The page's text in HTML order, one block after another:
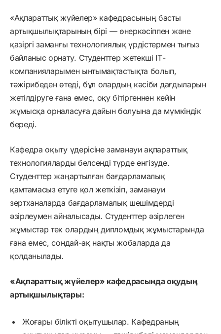
«Ақпараттық жүйелер» кафедрасының басты
артықшылықтарының бірі — өнеркәсіппен және
қазіргі заманғы технологиялық үрдістермен тығыз
байланыс орнату. Студенттер жетекші ІТ-
компанияларымен ынтымақтастықта болып,
тәжірибеден өтеді, бұл олардың кәсіби дағдыларын
жетілдіруге ғана емес, оқу бітіргеннен кейін
жұмысқа орналасуға дайын болуына да мүмкіндік
береді.
Кафедра оқыту үдерісіне заманауи ақпараттық
технологияларды белсенді түрде енгізуде.
Студенттер жаңартылған бағдарламалық
қамтамасыз етуге қол жеткізіп, заманауи
зертханаларда бағдарламалық шешімдерді
әзірлеумен айналысады. Студенттер әзірлеген
жұмыстар тек олардың дипломдық жұмыстарында
ғана емес, сондай-ақ нақты жобаларда да
қолданылады.
«Ақпараттық жүйелер» кафедрасында оқудың
артықшылықтары:
Жоғары білікті оқытушылар. Кафедраның